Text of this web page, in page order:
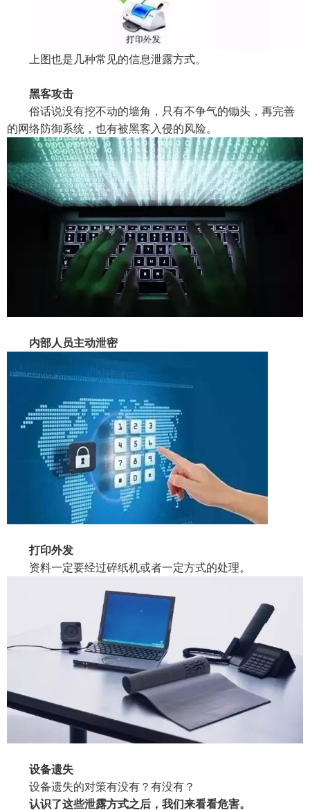
上图也是几种常见的信息泄露方式。
黑客攻击
俗话说没有挖不动的墙角，只有不争气的锄头，再完善
的网络防御系统，也有被黑客入侵的风险。
内部人员主动泄密
打印外发
资料一定要经过碎纸机或者一定方式的处理。
设备遗失
设备遗失的对策有没有？有没有？
认识了这些泄露方式之后，我们来看看危害。